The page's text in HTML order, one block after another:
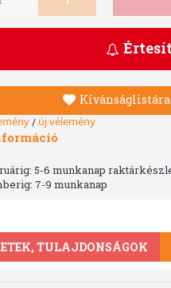
Kívánságlistára
/ új vélemény
5-6 munkanap
7-9 munkanap
TULAJDONSÁGOK